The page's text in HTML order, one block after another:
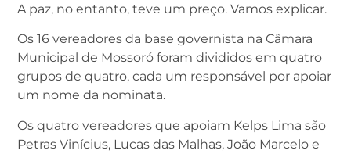
A paz, no entanto, teve um preço. Vamos explicar.
Os 16 vereadores da base governista na Câmara
Municipal de Mossoró foram divididos em quatro
grupos de quatro, cada um responsável por apoiar
um nome da nominata.
Os quatro vereadores que apoiam Kelps Lima são
Petras Vinícius, Lucas das Malhas, João Marcelo e